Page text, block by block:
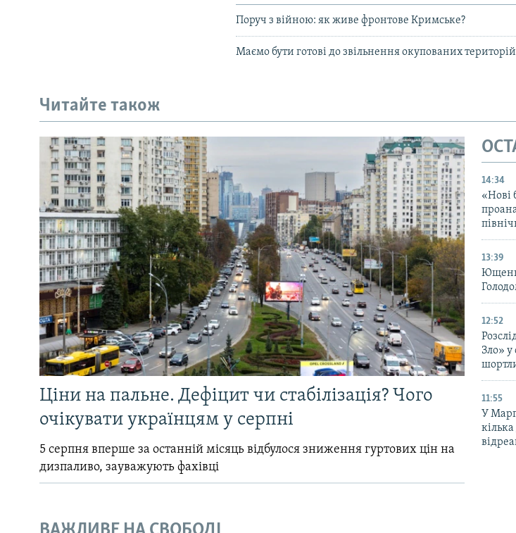
Поруч з війною: як живе фронтове Кримське?
Маємо бути готові до звільнення окупованих
Читайте також
Ціни на пальне. Дефіцит чи стабілізація? Чого
очікувати українцям у серпні
5 серпня вперше за останній місяць відбулося зниження гуртових цін на
дизпаливо, зауважують фахівці
14:34
«Нові
13:39
12:52
Зло» у
11:55
У